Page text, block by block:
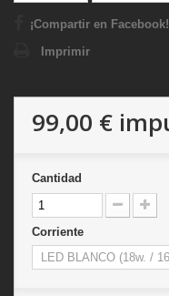
¡Compartir en Facebook!
Imprimir
99,00 €
Cantidad
Corriente